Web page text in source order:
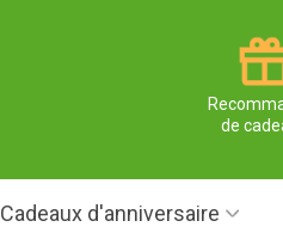
de
Cadeaux d'anniversaire